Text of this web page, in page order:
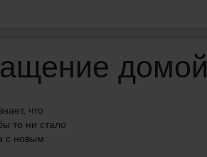
домой
что
то ни стало
с новым